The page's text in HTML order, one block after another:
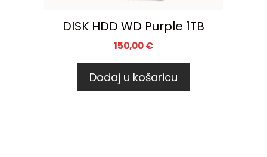
DISK HDD WD Purple 1TB
150,00€
Dodaj u košaricu